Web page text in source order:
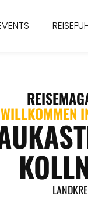
WILLKOMMEN